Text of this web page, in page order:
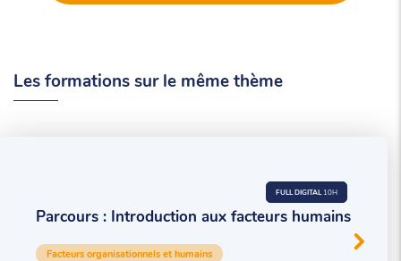
Les formations sur le même thème
FULL DIGITAL 10H
Parcours : Introduction aux facteurs humains
Facteurs organisationnels et humains